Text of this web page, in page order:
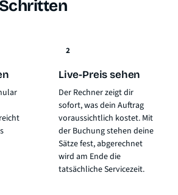
2
Live-Preis sehen
Der Rechner zeigt dir
sofort, was dein Auftrag
voraussichtlich kostet. Mit
der Buchung stehen deine
Sätze fest, abgerechnet
wird am Ende die
tatsächliche Servicezeit.